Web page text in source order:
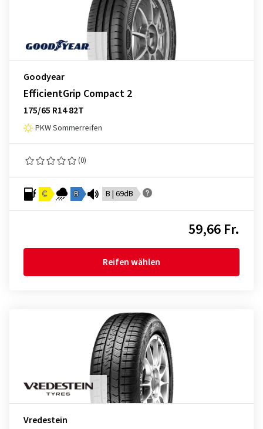
Goodyear
EfficientGrip Compact 2
175/65 R14 82T
PKW Sommerreifen
(0)
C B B | 69dB
59,66 Fr.
Reifen wählen
Vredestein